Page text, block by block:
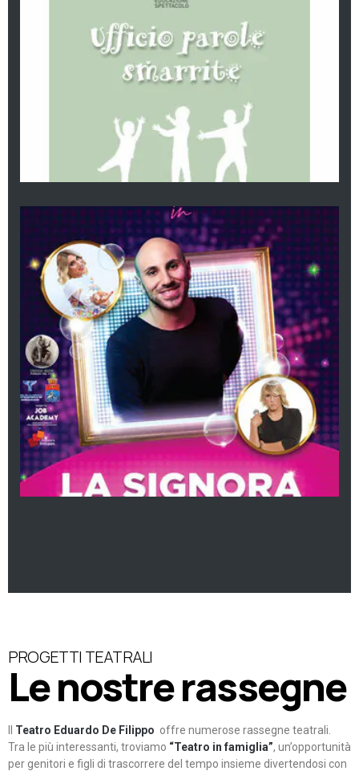
PROGETTI TEATRALI
Le nostre rassegne
Teatro Eduardo De Filippo offre numerose rassegne teatrali.
Tra le più interessanti, troviamo “Teatro in famiglia”, un’opportunità
per genitori e figli di trascorrere del tempo insieme divertendosi con